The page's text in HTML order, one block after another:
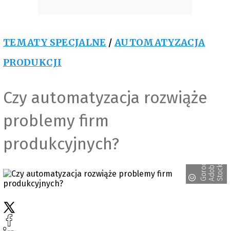
TEMATY SPECJALNE / AUTOMATYZACJA
PRODUKCJI
Czy automatyzacja rozwiąże
problemy firm
produkcyjnych?
G
o
r
od
e
n
k
o
f
/
A
d
o b
e
S
t
o
c k